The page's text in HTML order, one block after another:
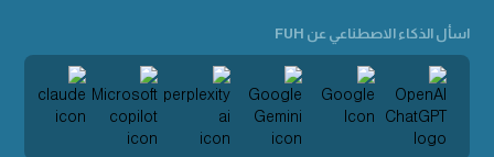
اسأل الذكاء الاصطناعي عن FUH